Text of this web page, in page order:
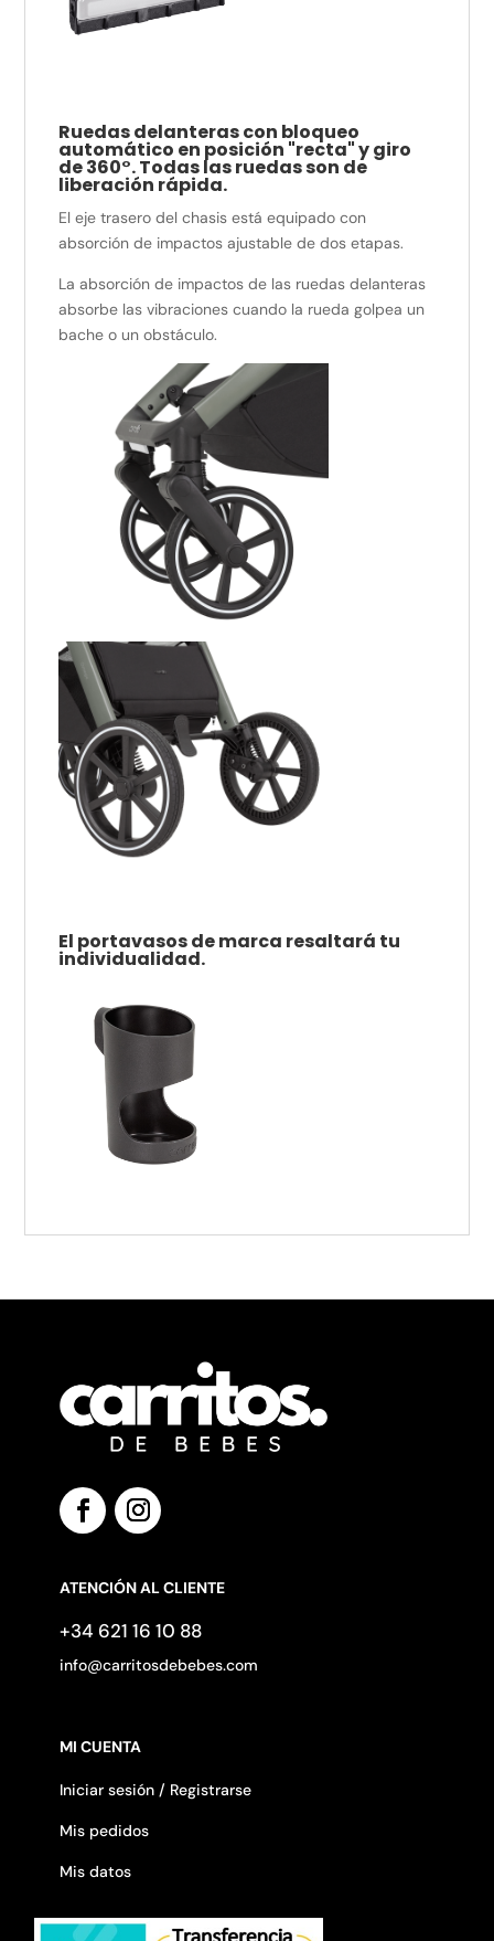
Ruedas delanteras con bloqueo
automático en posición "recta" y giro
de 360°. Todas las ruedas son de
liberación rápida.
El eje trasero del chasis está equipado con
absorción de impactos ajustable de dos etapas.
La absorción de impactos de las ruedas delanteras
absorbe las vibraciones cuando la rueda golpea un
bache o un obstáculo.
El portavasos de marca resaltará tu
individualidad.
ATENCIÓN AL CLIENTE
+34 621 16 10 88
info@carritosdebebes.com
MI CUENTA
Iniciar sesión / Registrarse
Mis pedidos
Mis datos